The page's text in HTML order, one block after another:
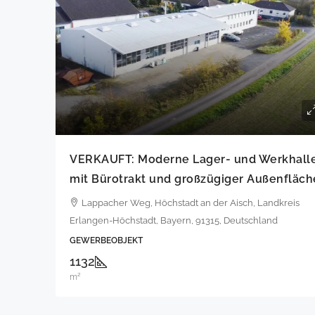
VERKAUFT: Moderne Lager- und
mit Bürotrakt und großzügiger
Lappacher Weg, Höchstadt an der Aisch, Landkreis
Erlangen-Höchstadt, Bayern, 91315, Deutschland
GEWERBEOBJEKT
1132
m²